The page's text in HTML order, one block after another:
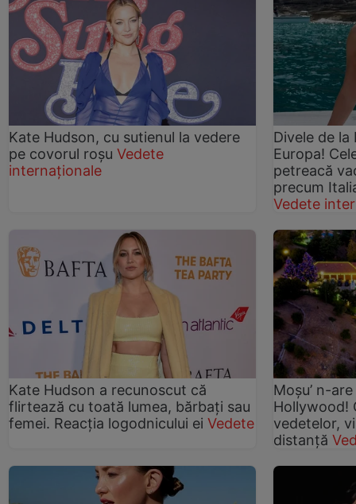
Kate Hudson, cu sutienul la vedere
pe covorul roşu Vedete
internaționale
Divele de la
Europa!
petreacă
precum
Vedete
Kate Hudson a recunoscut că
flirtează cu toată lumea, bărbați sau
femei. Reacția logodnicului ei Vedete
Moșu’ n-
Hollywood!
vedetelor,
distanță